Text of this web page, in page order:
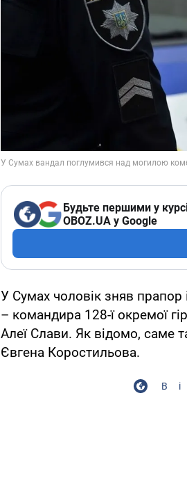
Будьте першими у
OBOZ.UA у Google
У Сумах чоловік зняв прапор
– командира 128-ї окремої
Алеї Слави. Як відомо, саме
Євгена Коростильова.